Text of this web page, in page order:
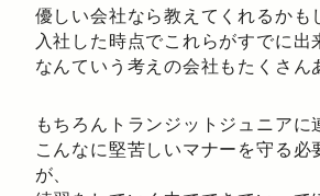
優しい会社なら教えてくれるかも
入社した時点でこれらがすでに出
なんていう考えの会社もたくさん
もちろんトランジットジュニアに
こんなに堅苦しいマナーを守る必
が、